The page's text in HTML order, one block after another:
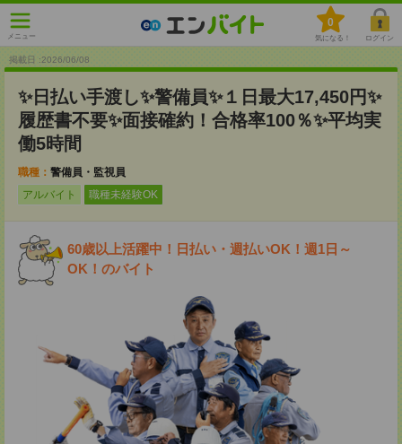
メニュー
0
気になる！ ログイン
掲載日 :2026/06/08
✨日払い手渡し✨警備員✨１日最大17,450円✨
履歴書不要✨面接確約！合格率100％✨平均実
働5時間
職種： 警備員・監視員
アルバイト
職種未経験OK
60歳以上活躍中！日払い・週払いOK！週1日～
OK！のバイト